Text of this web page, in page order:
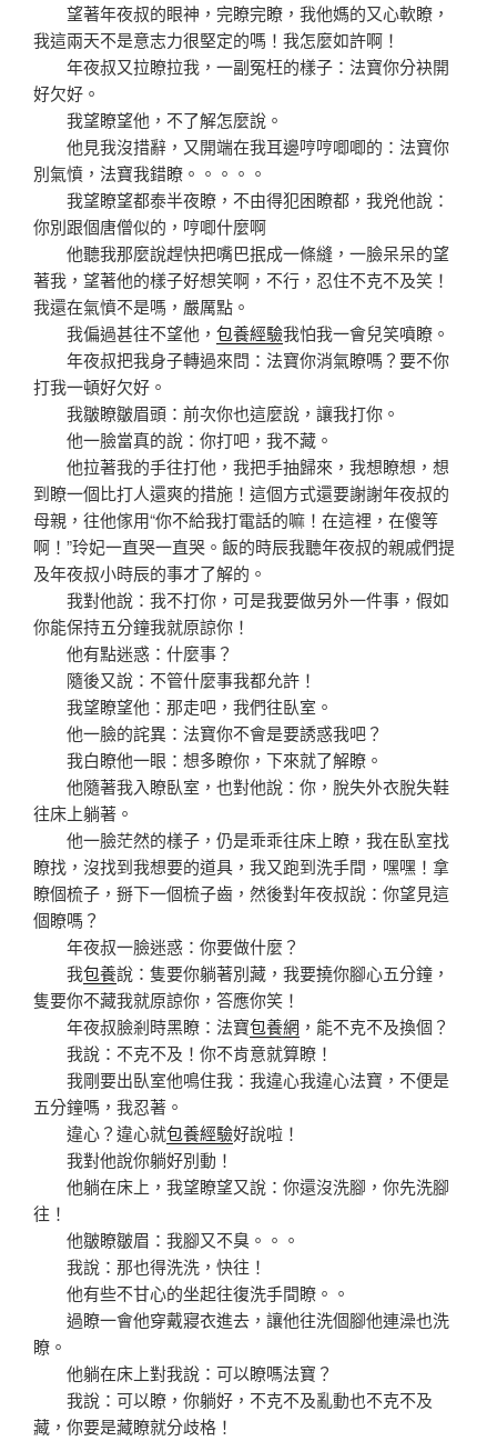
望著年夜叔的眼神，完瞭完瞭，我他媽的又心軟瞭，
我這兩天不是意志力很堅定的嗎！我怎麼如許啊！
年夜叔又拉瞭拉我，一副冤枉的樣子：法寶你分袂開
好欠好。
我望瞭望他，不了解怎麼說。
他見我沒措辭，又開端在我耳邊哼哼唧唧的：法寶你
別氣憤，法寶我錯瞭。。。。。
我望瞭望都泰半夜瞭，不由得犯困瞭都，我兇他說：
你別跟個唐僧似的，哼唧什麼啊
他聽我那麼說趕快把嘴巴抿成一條縫，一臉呆呆的望
著我，望著他的樣子好想笑啊，不行，忍住不克不及笑！
我還在氣憤不是嗎，嚴厲點。
我偏過甚往不望他， 包養經驗我怕我一會兒笑噴瞭。
年夜叔把我身子轉過來問：法寶你消氣瞭嗎？要不你
打我一頓好欠好。
我皺瞭皺眉頭：前次你也這麼說，讓我打你。
他一臉當真的說：你打吧，我不藏。
他拉著我的手往打他，我把手抽歸來，我想瞭想，想
到瞭一個比打人還爽的措施！這個方式還要謝謝年夜叔的
母親，往他傢用“你不給我打電話的嘛！在這裡，在傻等
啊！”玲妃一直哭一直哭。飯的時辰我聽年夜叔的親戚們提
及年夜叔小時辰的事才了解的。
我對他說：我不打你，可是我要做另外一件事，假如
你能保持五分鐘我就原諒你！
他有點迷惑：什麼事？
隨後又說：不管什麼事我都允許！
我望瞭望他：那走吧，我們往臥室。
他一臉的詫異：法寶你不會是要誘惑我吧？
我白瞭他一眼：想多瞭你，下來就了解瞭。
他隨著我入瞭臥室，也對他說：你，脫失外衣脫失鞋
往床上躺著。
他一臉茫然的樣子，仍是乖乖往床上瞭，我在臥室找
瞭找，沒找到我想要的道具，我又跑到洗手間，嘿嘿！拿
瞭個梳子，掰下一個梳子齒，然後對年夜叔說：你望見這
個瞭嗎？
年夜叔一臉迷惑：你要做什麼？
我包養說：隻要你躺著別藏，我要撓你腳心五分鐘，
隻要你不藏我就原諒你，答應你笑！
年夜叔臉剎時黑瞭：法寶包養網 ，能不克不及換個？
我說：不克不及！你不肯意就算瞭！
我剛要出臥室他鳴住我：我違心我違心法寶，不便是
五分鐘嗎，我忍著。
違心？違心就包養經驗好說啦！
我對他說你躺好別動！
他躺在床上，我望瞭望又說：你還沒洗腳，你先洗腳
往！
他皺瞭皺眉：我腳又不臭。。。
我說：那也得洗洗，快往！
他有些不甘心的坐起往復洗手間瞭。。
過瞭一會他穿戴寢衣進去，讓他往洗個腳他連澡也洗
瞭。
他躺在床上對我說：可以瞭嗎法寶？
我說：可以瞭，你躺好，不克不及亂動也不克不及
藏，你要是藏瞭就分歧格！